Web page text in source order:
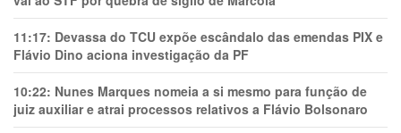
11:17: Devassa do TCU expõe escândalo das emendas PIX e
Flávio Dino aciona investigação da PF
10:22: Nunes Marques nomeia a si mesmo para função de
juiz auxiliar e atrai processos relativos a Flávio Bolsonaro